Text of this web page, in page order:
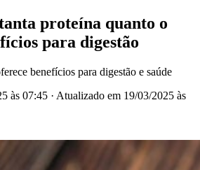
proteína quanto o
para digestão
benefícios para digestão e saúde
às 07:45 · Atualizado em 19/03/2025 às